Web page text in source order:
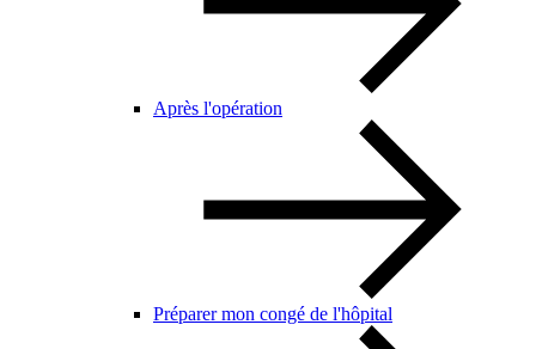
Après l'opération
Préparer mon congé de l'hôpital